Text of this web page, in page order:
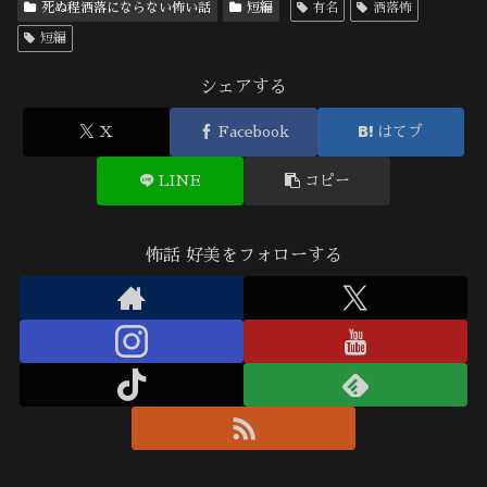
死ぬ程洒落にならない怖い話 短編 有名 洒落怖
短編
シェアする
X Facebook はてブ
LINE コピー
怖話 好美をフォローする